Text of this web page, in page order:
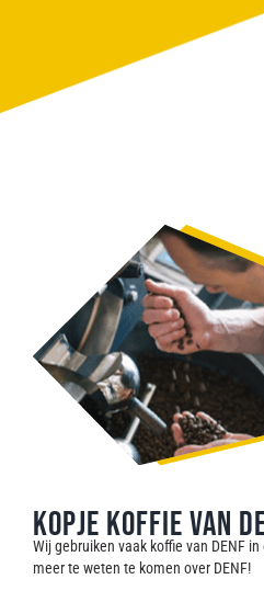
Kopje koffie van
Wij gebruiken vaak koffie van DENF
meer te weten te komen over DENF!